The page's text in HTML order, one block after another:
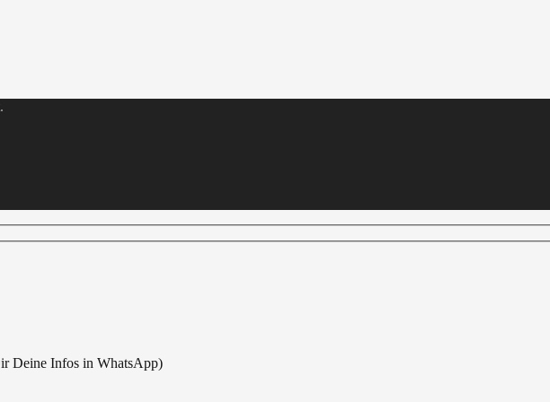
Deine Infos in WhatsApp)